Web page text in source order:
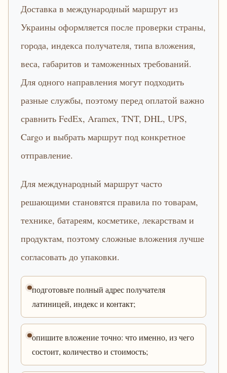
Доставка в международный маршрут из
Украины оформляется после проверки страны,
города, индекса получателя, типа вложения,
веса, габаритов и таможенных требований.
Для одного направления могут подходить
разные службы, поэтому перед оплатой важно
сравнить FedEx, Aramex, TNT, DHL, UPS,
Cargo и выбрать маршрут под конкретное
отправление.
Для международный маршрут часто
решающими становятся правила по товарам,
технике, батареям, косметике, лекарствам и
продуктам, поэтому сложные вложения лучше
согласовать до упаковки.
подготовьте полный адрес получателя
латиницей, индекс и контакт;
опишите вложение точно: что именно, из чего
состоит, количество и стоимость;